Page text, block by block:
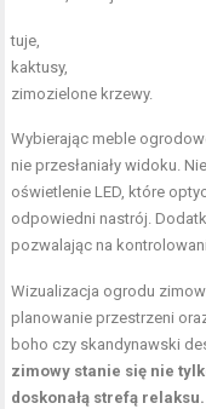
tuje,
kaktusy,
zimozielone krzewy.
Wybierając meble
nie przesłaniały widoku.
oświetlenie LED, które
odpowiedni nastrój.
pozwalając na
Wizualizacja ogrodu
planowanie przestrzeni
boho czy skandynawski
zimowy stanie się nie
doskonałą strefą relaksu.